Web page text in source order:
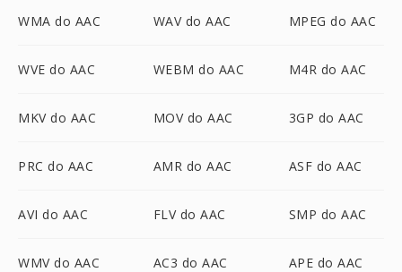
WMA do AAC WAV do AAC MPEG do AAC
WVE do AAC WEBM do AAC M4R do AAC
MKV do AAC MOV do AAC 3GP do AAC
PRC do AAC AMR do AAC ASF do AAC
AVI do AAC FLV do AAC SMP do AAC
WMV do AAC AC3 do AAC APE do AAC